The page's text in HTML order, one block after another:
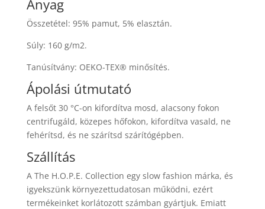
Anyag
Összetétel: 95% pamut, 5% elasztán.
Súly: 160 g/m2.
Tanúsítvány: OEKO-TEX® minősítés.
Ápolási útmutató
A felsőt 30 °C-on kifordítva mosd, alacsony fokon
centrifugáld, közepes hőfokon, kifordítva vasald, ne
fehérítsd, és ne szárítsd szárítógépben.
Szállítás
A The H.O.P.E. Collection egy slow fashion márka, és
igyekszünk környezettudatosan működni, ezért
termékeinket korlátozott számban gyártjuk. Emiatt